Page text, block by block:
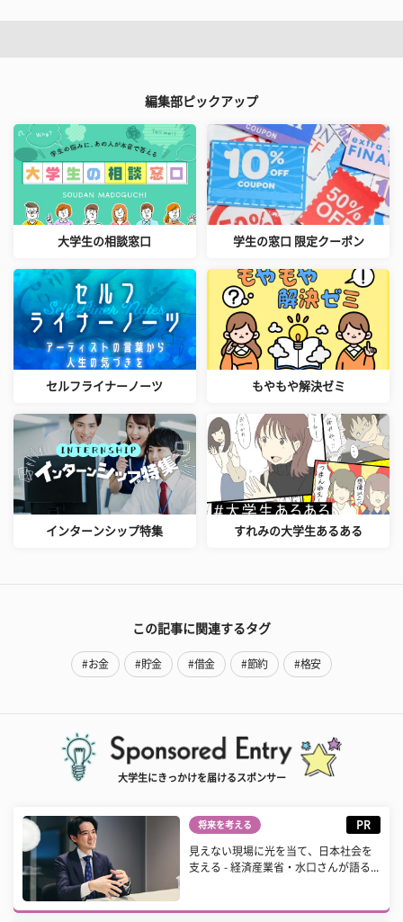
編集部ピックアップ
大学生の相談窓口 学生の窓口 限定クーポン
セルフライナーノーツ もやもや解決ゼミ
インターンシップ特集 すれみの大学生あるある
この記事に関連するタグ
#お金 #貯金 #借金 #節約 #格安
大学生にきっかけを届けるスポンサー
将来を考える PR
見えない現場に光を当て、日本社会を
支える - 経済産業省・水口さんが語る...